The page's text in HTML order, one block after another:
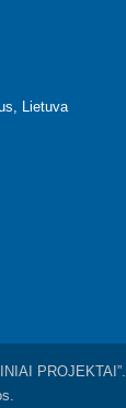
Lietuva
PROJEKTAI”.